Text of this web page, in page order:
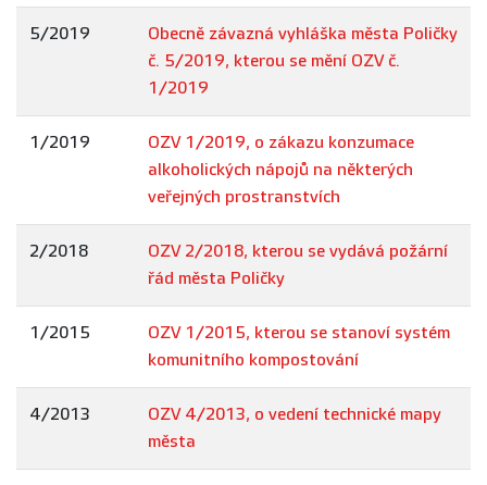
5/2019
Obecně závazná vyhláška města Poličky
č. 5/2019, kterou se mění OZV č.
1/2019
1/2019
OZV 1/2019, o zákazu konzumace
alkoholických nápojů na některých
veřejných prostranstvích
2/2018
OZV 2/2018, kterou se vydává požární
řád města Poličky
1/2015
OZV 1/2015, kterou se stanoví systém
komunitního kompostování
4/2013
OZV 4/2013, o vedení technické mapy
města